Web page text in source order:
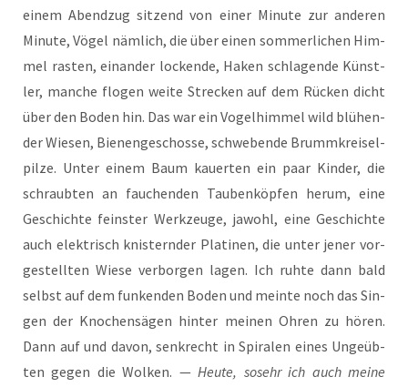
einem Abend­zug sit­zend von einer Minu­te zur ande­ren
Minu­te, Vögel näm­lich, die über einen som­mer­li­chen Him­
mel ras­ten, ein­an­der locken­de, Haken schla­gen­de Künst­
ler, man­che flo­gen wei­te Stre­cken auf dem Rücken dicht
über den Boden hin. Das war ein Vogel­him­mel wild blü­hen­
der Wie­sen, Bie­nen­ge­schos­se, schwe­ben­de Brumm­krei­sel­
pil­ze. Unter einem Baum kau­er­ten ein paar Kin­der, die
schraub­ten an fau­chen­den Tau­ben­köp­fen her­um, eine
Geschich­te feins­ter Werk­zeu­ge, jawohl, eine Geschich­te
auch elek­trisch knis­tern­der Pla­ti­nen, die unter jener vor­
ge­stell­ten Wie­se ver­bor­gen lagen. Ich ruh­te dann bald
selbst auf dem fun­ken­den Boden und mein­te noch das Sin­
gen der Kno­chen­sä­gen hin­ter mei­nen Ohren zu hören.
Dann auf und davon, senk­recht in Spi­ra­len eines Unge­üb­
ten gegen die Wol­ken. —Heu­te, sosehr ich auch mei­ne